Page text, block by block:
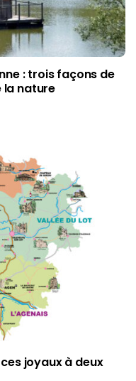
: trois façons de
nature
joyaux à deux